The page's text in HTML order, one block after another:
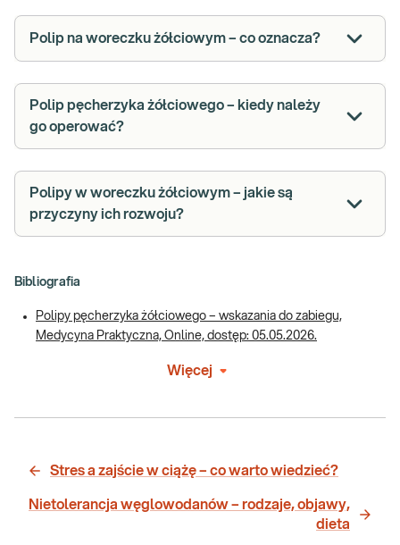
Polip na woreczku żółciowym – co oznacza?
Polip pęcherzyka żółciowego – kiedy należy
go operować?
Polipy w woreczku żółciowym – jakie są
przyczyny ich rozwoju?
Bibliografia
Polipy pęcherzyka żółciowego – wskazania do zabiegu,
Medycyna Praktyczna, Online, dostęp: 05.05.2026.
Więcej
Stres a zajście w ciążę – co warto wiedzieć?
Nietolerancja węglowodanów – rodzaje, objawy,
dieta